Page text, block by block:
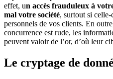
effet, un accès frauduleux à
mal votre société, surtout si
personnels de vos clients. En
concurrence est rude, les
peuvent valoir de l’or, d’où leur
Le cryptage de